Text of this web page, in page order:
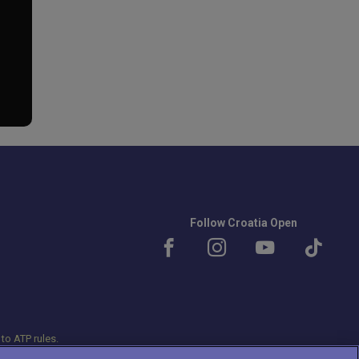
Follow Croatia Open
ATP rules.